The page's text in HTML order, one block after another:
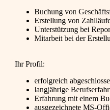
Buchung von
Erstellung von
Unterstützung bei
Mitarbeit bei der
Ihr Profil:
erfolgreich
langjährige
Erfahrung mit einem
ausgezeichnete MS-